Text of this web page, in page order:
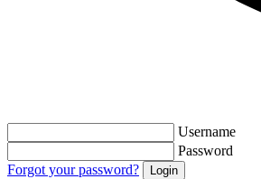
Username
Password
Forgot your password?